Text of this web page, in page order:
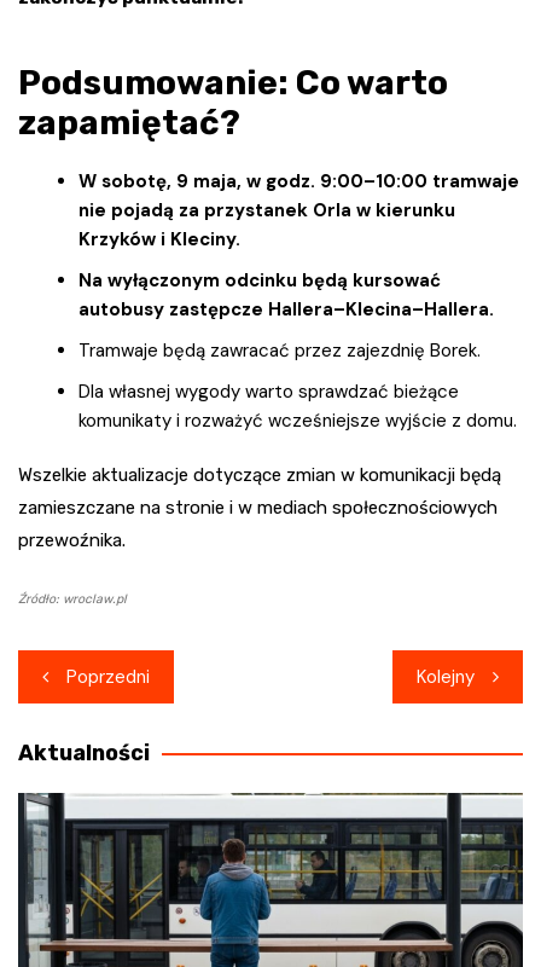
Podsumowanie: Co warto
zapamiętać?
W sobotę, 9 maja, w godz. 9:00–10:00 tramwaje
nie pojadą za przystanek Orla w kierunku
Krzyków i Kleciny.
Na wyłączonym odcinku będą kursować
autobusy zastępcze Hallera–Klecina–Hallera.
Tramwaje będą zawracać przez zajezdnię Borek.
Dla własnej wygody warto sprawdzać bieżące
komunikaty i rozważyć wcześniejsze wyjście z domu.
Wszelkie aktualizacje dotyczące zmian w komunikacji będą
zamieszczane na stronie i w mediach społecznościowych
przewoźnika.
Źródło: wroclaw.pl
Nawigacja
wpisu
Poprzedni Kolejny
Aktualności